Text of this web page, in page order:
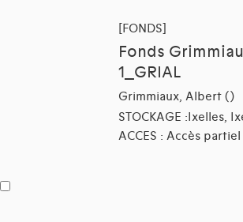
[FONDS]
Fonds
1_GRIAL
Grimmiaux, Albert ()
STOCKAGE :Ixelles,
ACCES : Accès partiel